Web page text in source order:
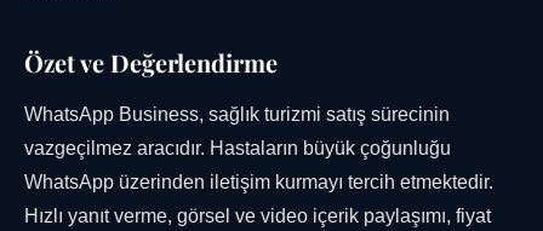
Özet ve Değerlendirme
WhatsApp Business, sağlık turizmi satış sürecinin
vazgeçilmez aracıdır. Hastaların büyük çoğunluğu
WhatsApp üzerinden iletişim kurmayı tercih etmektedir.
Hızlı yanıt verme, görsel ve video içerik paylaşımı, fiyat